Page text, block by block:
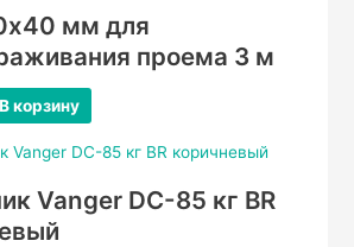
мм для
проема 3 м
В корзину
Vanger DC-85 кг BR